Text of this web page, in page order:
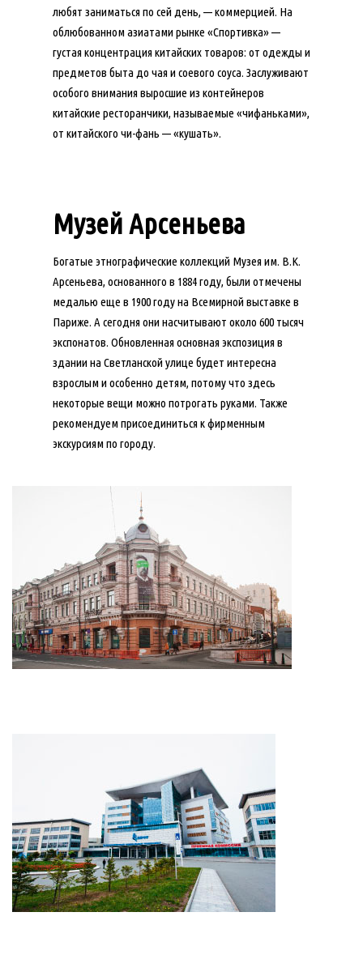
любят заниматься по сей день, — коммерцией. На
облюбованном азиатами рынке «Спортивка» —
густая концентрация китайских товаров: от одежды и
предметов быта до чая и соевого соуса. Заслуживают
особого внимания выросшие из контейнеров
китайские ресторанчики, называемые «чифаньками»,
от китайского чи-фань — «кушать».
Музей Арсеньева
Богатые этнографические коллекций Музея им. В.К.
Арсеньева, основанного в 1884 году, были отмечены
медалью еще в 1900 году на Всемирной выставке в
Париже. А сегодня они насчитывают около 600 тысяч
экспонатов. Обновленная основная экспозиция в
здании на Светланской улице будет интересна
взрослым и особенно детям, потому что здесь
некоторые вещи можно потрогать руками. Также
рекомендуем присоединиться к фирменным
экскурсиям по городу.